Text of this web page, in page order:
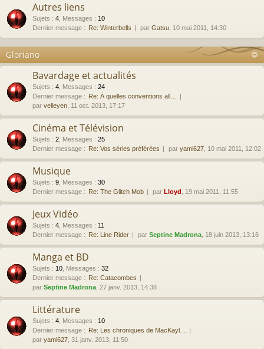
Autres liens
Sujets : 4 Messages : 10
Dernier message : Re: Winterbells par Gatsu , 10 mai 2011, 14:30
Gloriano
Bavardage et actualités
Sujets : 4 Messages : 24
Dernier message : Re: À quelles conventions all…
par velleyen , 11 oct. 2013, 17:17
Cinéma et Télévision
Sujets : 2 Messages : 25
Dernier message : Re: Vos séries préférées par yami627 , 10 mai 2011, 12:02
Musique
Sujets : 9 Messages : 30
Dernier message : Re: The Glitch Mob par Lloyd , 19 mai 2011, 11:55
Jeux Vidéo
Sujets : 4 Messages : 11
Dernier message : Re: Line Rider par Septine Madrona , 18 juin 2013, 13:16
Manga et BD
Sujets : 10 Messages : 32
Dernier message : Re: Catacombes
par Septine Madrona , 27 janv. 2013, 14:38
Littérature
Sujets : 4 Messages : 10
Dernier message : Re: Les chroniques de MacKayl…
par yami627 , 31 janv. 2013, 11:50